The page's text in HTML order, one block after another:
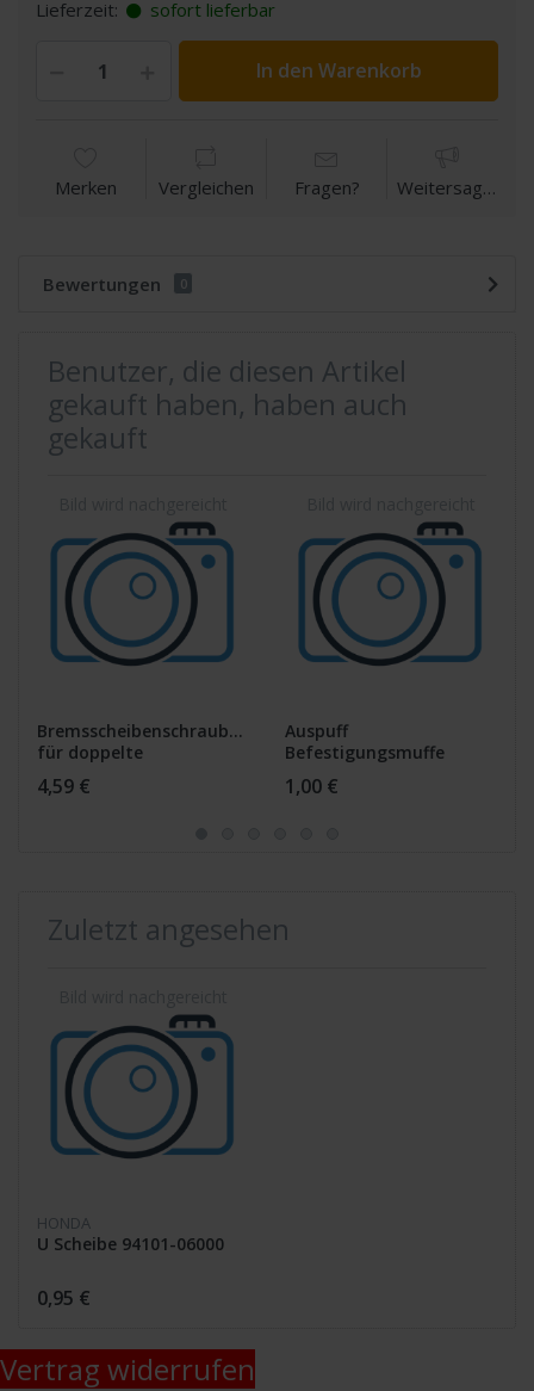
Lieferzeit: sofort lieferbar
In den Warenkorb
Merken Vergleichen Fragen? Weitersagen
Bewertungen 0
Benutzer, die diesen Artikel
gekauft haben, haben auch
gekauft
Bremsscheibenschrauben
für doppelte
Bremsscheibe
4,59 €
Auspuff
Befestigungsmuffe
Federscheibe 6 mm CB
350 400 500 Four
1,00 €
Zuletzt angesehen
HONDA
U Scheibe 94101-06000
0,95 €
Vertrag widerrufen